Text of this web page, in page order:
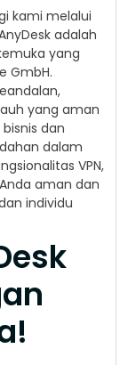
kami melalui
adalah
yang
GmbH.
yang aman
dan
dalam
VPN,
aman dan
individu